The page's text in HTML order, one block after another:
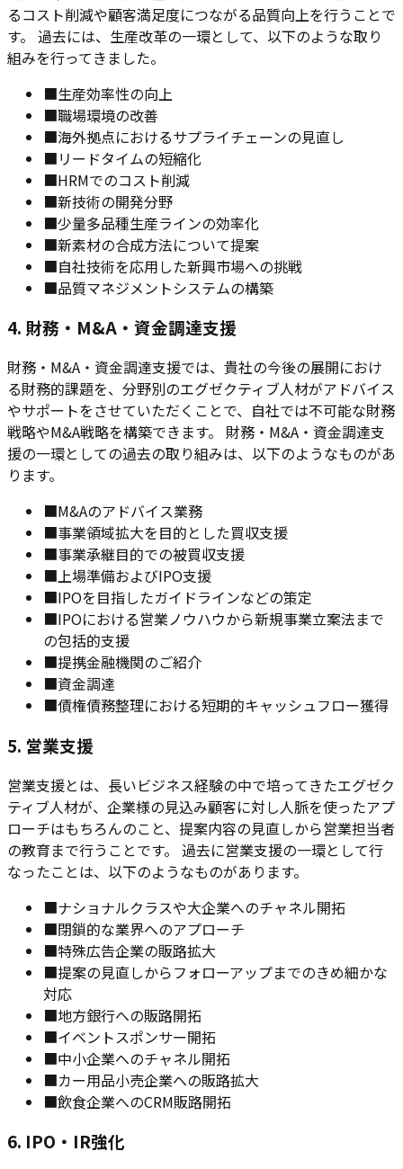
るコスト削減や顧客満足度につながる品質向上を行うことで
す。 過去には、生産改革の一環として、以下のような取り
組みを行ってきました。
■生産効率性の向上
■職場環境の改善
■海外拠点におけるサプライチェーンの見直し
■リードタイムの短縮化
■HRMでのコスト削減
■新技術の開発分野
■少量多品種生産ラインの効率化
■新素材の合成方法について提案
■自社技術を応用した新興市場への挑戦
■品質マネジメントシステムの構築
4. 財務・M&A・資金調達支援
財務・M&A・資金調達支援では、貴社の今後の展開におけ
る財務的課題を、分野別のエグゼクティブ人材がアドバイス
やサポートをさせていただくことで、自社では不可能な財務
戦略やM&A戦略を構築できます。 財務・M&A・資金調達支
援の一環としての過去の取り組みは、以下のようなものがあ
ります。
■M&Aのアドバイス業務
■事業領域拡大を目的とした買収支援
■事業承継目的での被買収支援
■上場準備およびIPO支援
■IPOを目指したガイドラインなどの策定
■IPOにおける営業ノウハウから新規事業立案法まで
の包括的支援
■提携金融機関のご紹介
■資金調達
■債権債務整理における短期的キャッシュフロー獲得
5. 営業支援
営業支援とは、長いビジネス経験の中で培ってきたエグゼク
ティブ人材が、企業様の見込み顧客に対し人脈を使ったアプ
ローチはもちろんのこと、提案内容の見直しから営業担当者
の教育まで行うことです。 過去に営業支援の一環として行
なったことは、以下のようなものがあります。
■ナショナルクラスや大企業へのチャネル開拓
■閉鎖的な業界へのアプローチ
■特殊広告企業の販路拡大
■提案の見直しからフォローアップまでのきめ細かな
対応
■地方銀行への販路開拓
■イベントスポンサー開拓
■中小企業へのチャネル開拓
■カー用品小売企業への販路拡大
■飲食企業へのCRM販路開拓
6. IPO・IR強化